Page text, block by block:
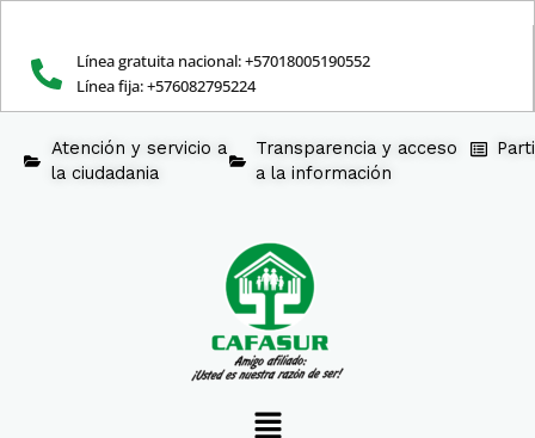
contenidoLínea gratuita nacional: +57018005190552
Línea fija: +576082795224
Atención y servicio a
la ciudadania
Transparencia y acceso
a la información
Menú